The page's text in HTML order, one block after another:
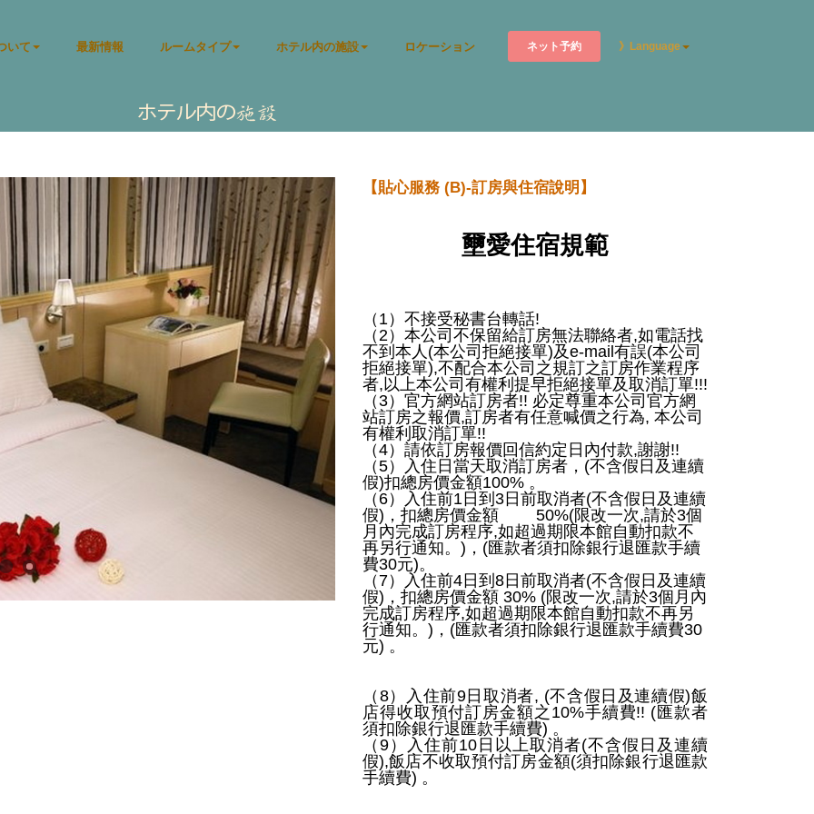
いて 最新情報 ルームタイプ ホテル内の施設 ロケーション ネット予約 》Language
【貼心服務 (B)-訂房與住宿說明】
壐愛住宿規範
（ 1）不接受秘書台轉話!
（2）本公司不保留給訂房無法聯絡者,如電話找
不到本人 (本公司拒絕接單)及e-mail 有誤(本公司
拒絕接單),不配合本公司之規訂之訂房作業程序
者,以上本公司有權利提早拒絕接單及取消訂單!!!
（3）官方網站訂房者!! 必定尊重本公司官方網
站訂房之報價,訂房者有任意喊價之行為, 本公司
有權利取消訂單!!
（4）請依訂房報價回信約定日內付款,謝謝!!
（5）入住日當天取消訂房者， (不含假日及連續
假)扣總房價金額100% 。
（ 6）入住前1 日到 3 日前取消者(不含假日及連續
假) ，扣總房價金額 50%(限改一次,請於3個
月內完成訂房程序,如超過期限本館自動扣款不
再另行通知。 ) ， (匯款者須扣除銀行退匯款手續
費30元)。
（ 7）入住前4 日到 8 日前取消者(不含假日及連續
假) ，扣總房價金額 30% (限改一次,請於3個月內
完成訂房程序,如超過期限本館自動扣款不再另
行通知。 ) ， (匯款者須扣除銀行退匯款手續費30
元) 。
（ 8）入住前9日取消者, (不含假日及連續假)飯
店得收取預付訂房金額之 10%手續費!! (匯款者
須扣除銀行退匯款手續費) 。
（ 9 ）入住前10 日以上取消者(不含假日及連續
假),飯店不收取預付訂房金額(須扣除銀行退匯款
手續費) 。